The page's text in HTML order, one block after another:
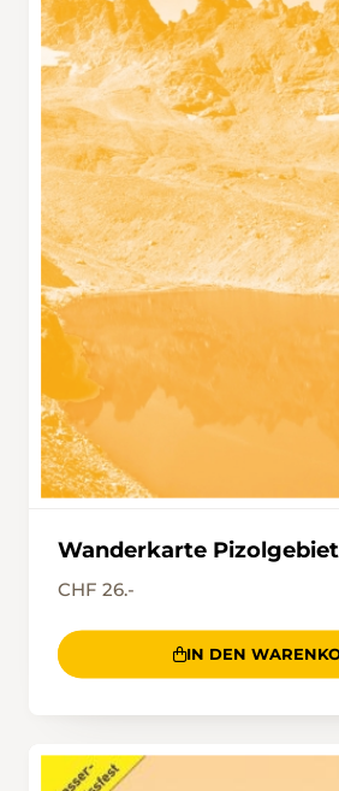
Wanderkarte Pizolgebiet
CHF 26.-
IN DEN